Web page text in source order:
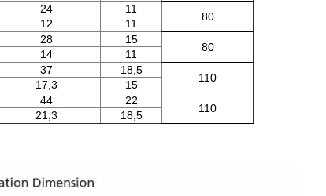
24 11
80
12
11
28 15
80
14
11
37 18,5
110
17,3
15
44 22
110
21,3 18,5